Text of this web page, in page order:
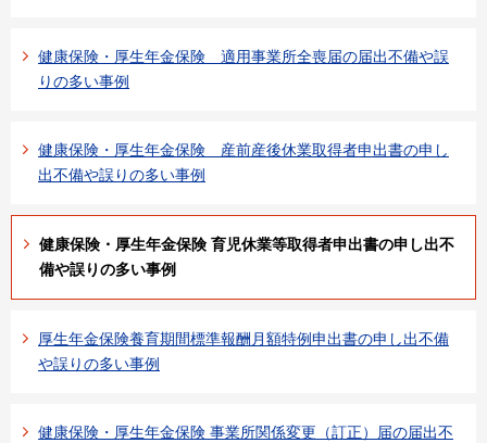
健康保険・厚生年金保険 適用事業所全喪届の届出不備や誤
りの多い事例
健康保険・厚生年金保険 産前産後休業取得者申出書の申し
出不備や誤りの多い事例
健康保険・厚生年金保険 育児休業等取得者申出書の申し出不
備や誤りの多い事例
厚生年金保険養育期間標準報酬月額特例申出書の申し出不備
や誤りの多い事例
健康保険・厚生年金保険 事業所関係変更（訂正）届の届出不